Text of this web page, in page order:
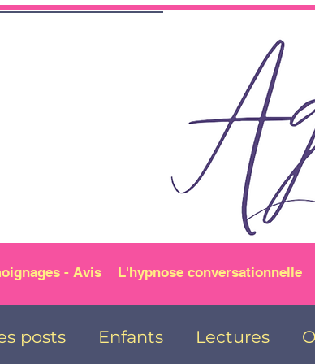
- Avis L'hypnose conversationnelle
posts Enfants Lectures